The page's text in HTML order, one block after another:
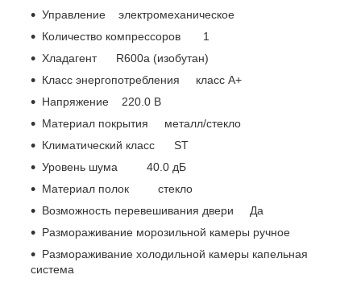
Управление электромеханическое
Количество компрессоров 1
Хладагент R600a (изобутан)
Класс энергопотребления класс A+
Напряжение 220.0 В
Материал покрытия металл/стекло
Климатический класс ST
Уровень шума 40.0 дБ
Материал полок стекло
Возможность перевешивания двери Да
Размораживание морозильной камеры ручное
Размораживание холодильной камеры капельная
система